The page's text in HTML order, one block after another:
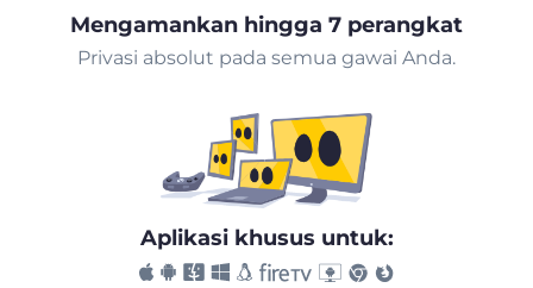
Mengamankan hingga 7 perangkat
Privasi absolut pada semua gawai Anda.
Aplikasi khusus untuk: